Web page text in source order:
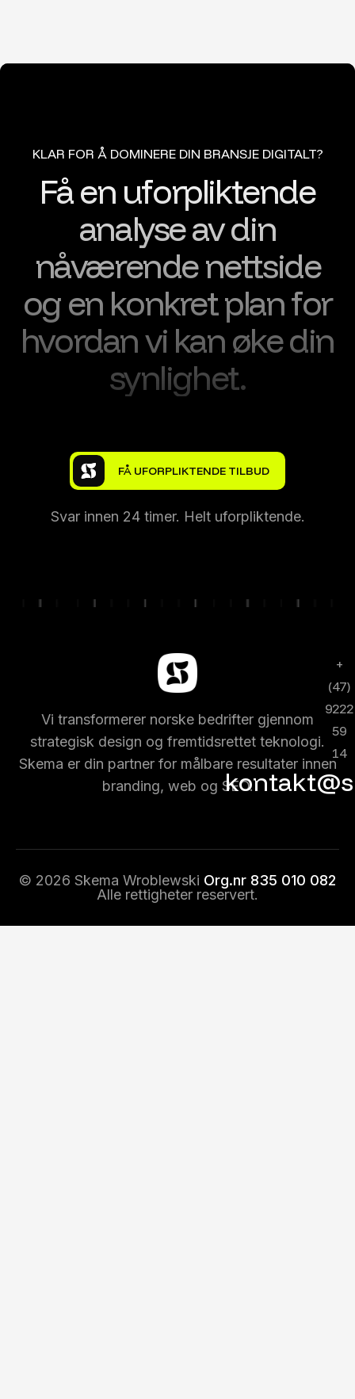
KLAR FOR Å DOMINERE DIN BRANSJE DIGITALT?
Få en uforpliktende
analyse av din
nåværende nettside
og en konkret plan for
hvordan vi kan øke din
synlighet.
Svar innen 24 timer. Helt uforpliktende.
Vi transformerer norske bedrifter gjennom
strategisk design og fremtidsrettet teknologi.
Skema er din partner for målbare resultater innen
branding, web og SEO.
+
(47)
9222
59
14
© 2026 Skema Wroblewski Org.nr 835 010 082
Alle rettigheter reservert.